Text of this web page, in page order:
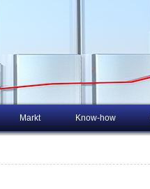
Markt Know-how